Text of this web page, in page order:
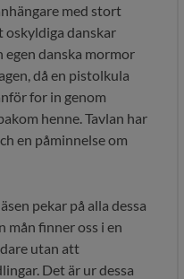
med stort
oskyldiga danskar
danska mormor
då en pistolkula
for in genom
henne. Tavlan har
en påminnelse om
pekar på alla dessa
mån finner oss i en
utan att
Det är ur dessa